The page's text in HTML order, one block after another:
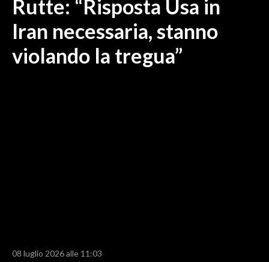
ITALIA
MONDO
RISULTATI E CLASSIFICHE
Rutte: “Risposta Usa in
Iran necessaria, stanno
violando la tregua”
08 luglio 2026 alle 11:03